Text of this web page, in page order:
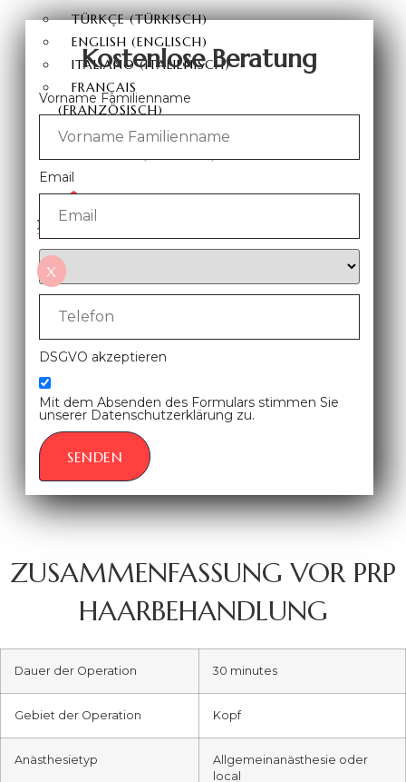
TÜRKÇE(TÜRKISCH)
ENGLISH (ENGLISCH)
ITALIANO(ITALIENISCH)
FRANÇAIS
(FRANZÖSISCH)
ESPAÑOL(SPANISCH)
РУССКИЙ(RUSSISCH)
X
Kostenlose Beratung
Vorname Familienname
Email
DSGVO akzeptieren
Mit dem Absenden des Formulars stimmen Sie
unserer Datenschutzerklärung zu.
SENDEN
ZUSAMMENFASSUNG VOR PRP
HAARBEHANDLUNG
Dauer der Operation 30 minutes
Gebiet der Operation Kopf
Anästhesietyp
Allgemeinanästhesie oder
local